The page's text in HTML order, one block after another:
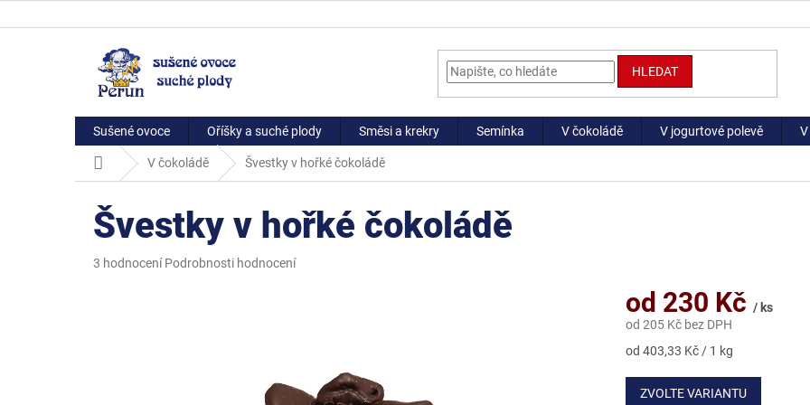
na
HLEDAT
Sušené ovoce Oříšky a suché plody Směsi a krekry Semínka V čokoládě V jogurtové polevě
Domů V čokoládě Švestky v hořké čokoládě
Švestky v hořké čokoládě
Průměrné
3 hodnocení Podrobnosti hodnocení
od 230 Kč / ks
od 205 Kč bez DPH
Měrná
od 403,33 Kč / 1 kg
ZVOLTE VARIANTU